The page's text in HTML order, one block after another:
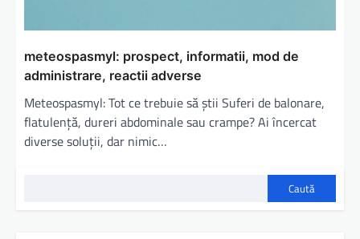
meteospasmyl: prospect, informatii, mod de
administrare, reactii adverse
Meteospasmyl: Tot ce trebuie să știi Suferi de balonare,
flatulență, dureri abdominale sau crampe? Ai încercat
diverse soluții, dar nimic…
Caută